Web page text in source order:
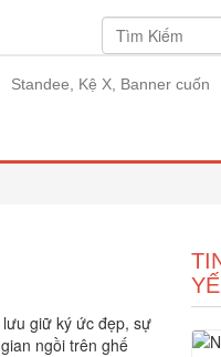
Standee, Kệ X, Banner cuốn
giữ ký ức đẹp, sự
ngồi trên ghế